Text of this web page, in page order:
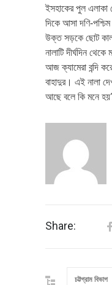
ইসহাকের পুল এলাকা
দিকে আসা দণি-
উক্ত সড়কে ছোট
নালাটি দীর্ঘদিন
আজ ক্যামেরা বন্দি
বাহাদুর। এই নালা
আছে বলে কি মনে
Share:
চট্টগ্রাম বিভাগ